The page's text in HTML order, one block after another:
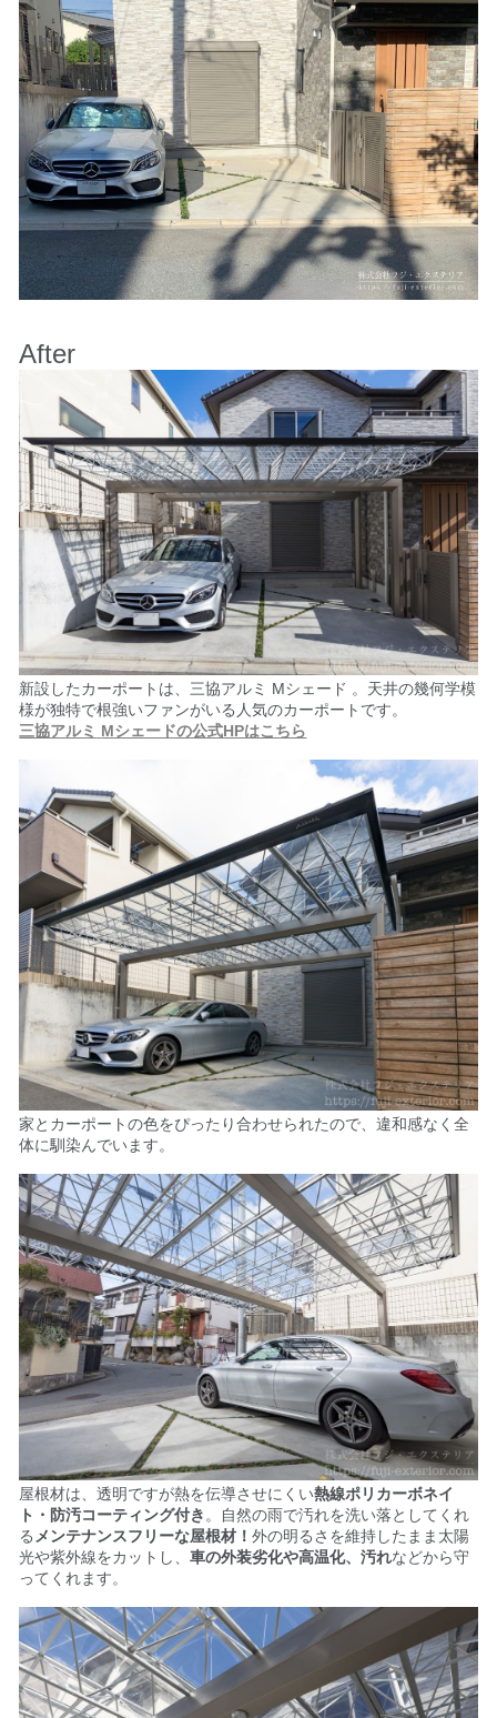
After
新設したカーポートは、三協アルミ Mシェード 。天井の幾何学模
様が独特で根強いファンがいる人気のカーポートです。
三協アルミ Mシェードの公式HPはこちら
家とカーポートの色をぴったり合わせられたので、違和感なく全
体に馴染んでいます。
屋根材は、透明ですが熱を伝導させにくい熱線ポリカーボネイ
ト・ 防汚コーティング付き 。 自然の雨で汚れを洗い落としてくれ
る メンテナンスフリーな屋根材！外の明るさを維持したまま太陽
光や紫外線をカットし、車の外装劣化や高温化、汚れなどから守
ってくれます。